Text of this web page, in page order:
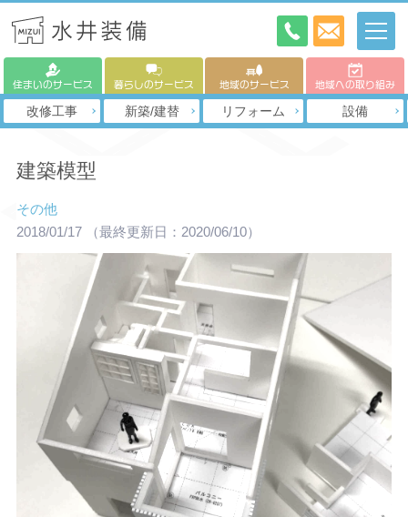
住まいのサービス 暮らしのサービス 地域のサービス 地域への取り組み
改修工事 新築/建替 リフォーム 設備
建築模型
その他
2018/01/17
（最終更新日：2020/06/10）